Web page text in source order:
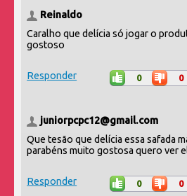
Reinaldo
Caralho que delícia só jogar o
gostoso
Responder 0 0
juniorpcpc12@gmail.com
Que tesão que delícia essa safada
parabéns muito gostosa quero ver
Responder 0 0